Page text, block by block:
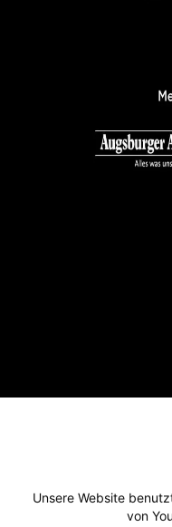
Unsere Website
von